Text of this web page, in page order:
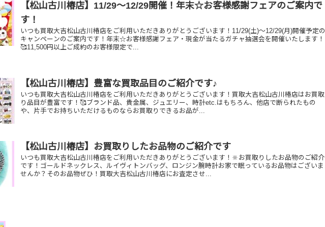
【松山古川椿店】11/29～12/29開催！年末☆お客様感謝フェアのご案内で
す！
いつも買取大吉松山古川椿店をご利用いただきありがとうございます！11/29(土)～12/29(月)開催予定の
キャンペーンのご案内です！年末☆お客様感謝フェア・現金が当たるガチャ抽選会を開催いたします！
🥰11,500円以上ご成約のお客様限定で...
【松山古川椿店】豊富な買取品目のご紹介です♪
いつも買取大吉松山古川椿店をご利用いただきありがとうございます！買取大吉松山古川椿店はお買取
り品目が豊富です！🥰ブランド品、貴金属、ジュエリー、時計etc.はもちろん、他店で断られたもの
や、片手でお持ちいただけるものならお買取りできるお品が...
【松山古川椿店】お買取りしたお品物のご紹介です
いつも買取大吉松山古川椿店をご利用いただきありがとうございます！🔆お買取りしたお品物のご紹介
です！ゴールドネックレス、ルイヴィトンバッグ、ロンジン腕時計お家で眠っているお品物はございま
せんか？そのお品物ぜひ！買取大吉松山古川椿店にお査定させ...